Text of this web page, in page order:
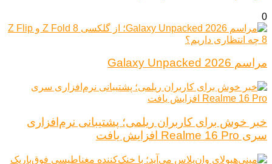
0
مراسم Galaxy Unpacked 2026
خبر خوش برای کاربران ریلمی؛ پشتیبانی نرم‌افزاری
سری Realme 16 Pro افزایش یافت